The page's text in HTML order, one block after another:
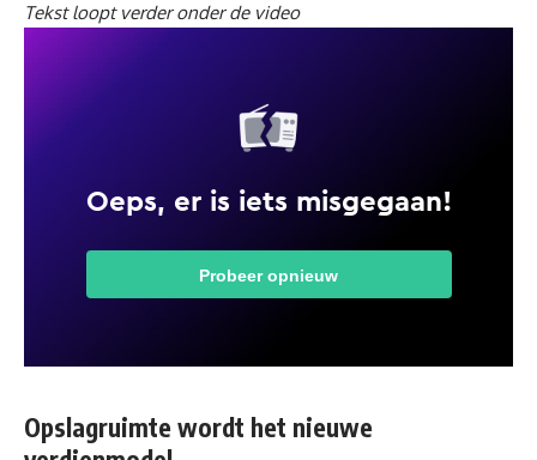
Tekst loopt verder onder de video
Opslagruimte wordt het nieuwe